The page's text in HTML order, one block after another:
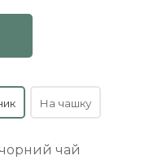
На чашку
чай